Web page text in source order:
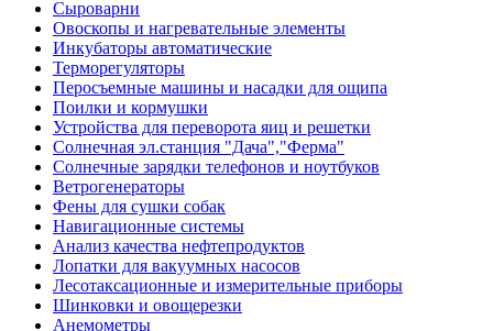
Сыроварни
Овоскопы и нагревательные элементы
Инкубаторы автоматические
Терморегуляторы
Перосъемные машины и насадки для ощипа
Поилки и кормушки
Устройства для переворота яиц и решетки
Солнечная эл.станция "Дача","Ферма"
Солнечные зарядки телефонов и ноутбуков
Ветрогенераторы
Фены для сушки собак
Навигационные системы
Анализ качества нефтепродуктов
Лопатки для вакуумных насосов
Лесотаксационные и измерительные приборы
Шинковки и овощерезки
Анемометры